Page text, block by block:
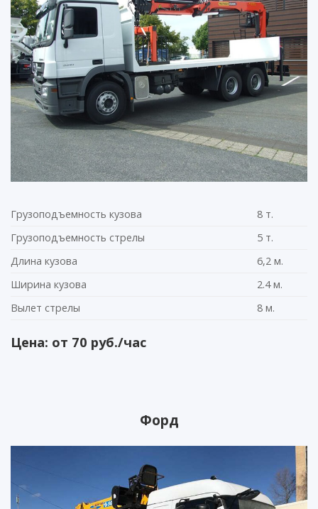
Грузоподъемность кузова
8 т.
Грузоподъемность стрелы
5 т.
Длина кузова
6,2 м.
Ширина кузова
2.4 м.
Вылет стрелы
8 м.
Цена: от 70 руб./час
Форд